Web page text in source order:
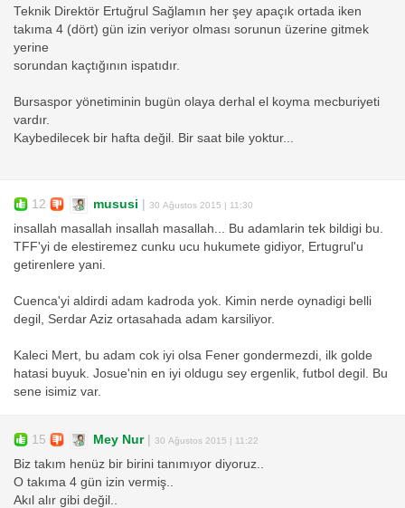
Teknik Direktör Ertuğrul Sağlamın her şey apaçık ortada iken
takıma 4 (dört) gün izin veriyor olması sorunun üzerine gitmek
yerine
sorundan kaçtığının ispatıdır.
Bursaspor yönetiminin bugün olaya derhal el koyma mecburiyeti
vardır.
Kaybedilecek bir hafta değil. Bir saat bile yoktur...
12 mususi | 30 Ağustos 2015 | 11:30
insallah masallah insallah masallah... Bu adamlarin tek bildigi bu.
TFF'yi de elestiremez cunku ucu hukumete gidiyor, Ertugrul'u
getirenlere yani.
Cuenca'yi aldirdi adam kadroda yok. Kimin nerde oynadigi belli
degil, Serdar Aziz ortasahada adam karsiliyor.
Kaleci Mert, bu adam cok iyi olsa Fener gondermezdi, ilk golde
hatasi buyuk. Josue'nin en iyi oldugu sey ergenlik, futbol degil. Bu
sene isimiz var.
15 Mey Nur| 30 Ağustos 2015 | 11:22
Biz takım henüz bir birini tanımıyor diyoruz..
O takıma 4 gün izin vermiş..
Akıl alır gibi değil..